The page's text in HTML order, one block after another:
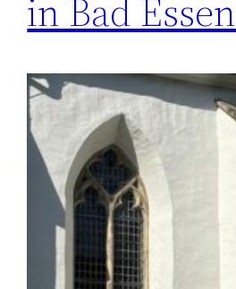
in Bad Essen